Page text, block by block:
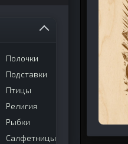
Полочки
Подставки
Птицы
Религия
Рыбки
Салфетницы